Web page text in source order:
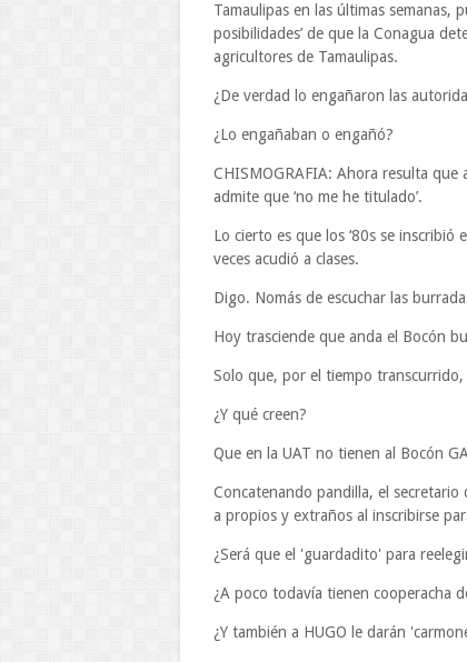
Tamaulipas en las últimas semanas,
posibilidades’ de que la Conagua
agricultores de Tamaulipas.
¿De verdad lo engañaron las
¿Lo engañaban o engañó?
CHISMOGRAFIA: Ahora resulta que
admite que ‘no me he titulado’.
Lo cierto es que los ‘80s se
veces acudió a clases.
Digo. Nomás de escuchar las
Hoy trasciende que anda el Bocón
Solo que, por el tiempo
¿Y qué creen?
Que en la UAT no tienen al Bocón
Concatenando pandilla, el secretario
a propios y extraños al inscribirse
¿Será que el 'guardadito' para
¿A poco todavía tienen cooperacha
¿Y también a HUGO le darán